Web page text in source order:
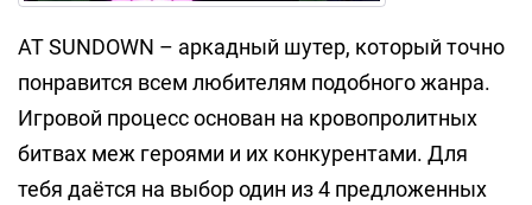
AT SUNDOWN – аркадный шутер, который точно
понравится всем любителям подобного жанра.
Игровой процесс основан на кровопролитных
битвах меж героями и их конкурентами. Для
тебя даётся на выбор один из 4 предложенных